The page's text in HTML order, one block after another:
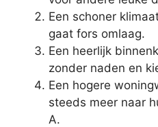
Een schoner
gaat fors omlaag.
Een heerlijk
zonder naden en
Een hogere
steeds meer naar
A.